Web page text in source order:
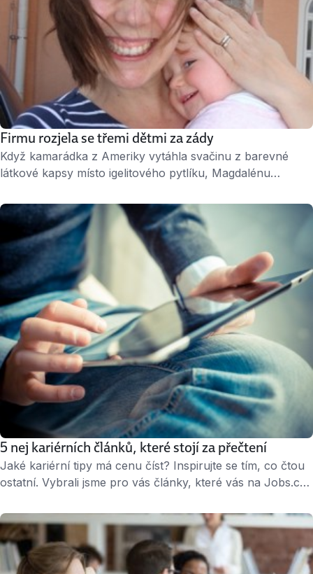
Firmu rozjela se třemi dětmi za zády
Když kamarádka z Ameriky vytáhla svačinu z barevné
látkové kapsy místo igelitového pytlíku, Magdalénu
trhu a zjistila, že u nás nic podobného není. Navrhla jsem
to kamarádce, která tehdy sháněla práci. Nakonec jsem se
do projektu ekologických svačinových kapes pustila
sama,“ říká Magdaléna Hájková. ↑ Magdalena Hájková,
zakladatelka firmy …
5 nej kariérních článků, které stojí za přečtení
Jaké kariérní tipy má cenu číst? Inspirujte se tím, co čtou
ostatní. Vybrali jsme pro vás články, které vás na Jobs.cz
předních českých technologických firem a hned potom
zjistěte, čím odsuzujete své CV k vyhození do koše. Když
vám firma po měsíci odpoví, nezabijte své šance už první
větou, …